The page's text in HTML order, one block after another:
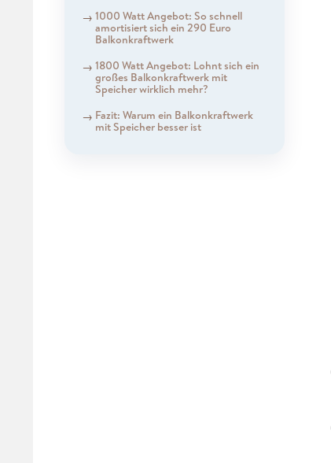
1000 Watt Angebot: So schnell
amortisiert sich ein 290 Euro
Balkonkraftwerk
1800 Watt Angebot: Lohnt sich ein
großes Balkonkraftwerk mit
Speicher wirklich mehr?
Fazit: Warum ein Balkonkraftwerk
mit Speicher besser ist